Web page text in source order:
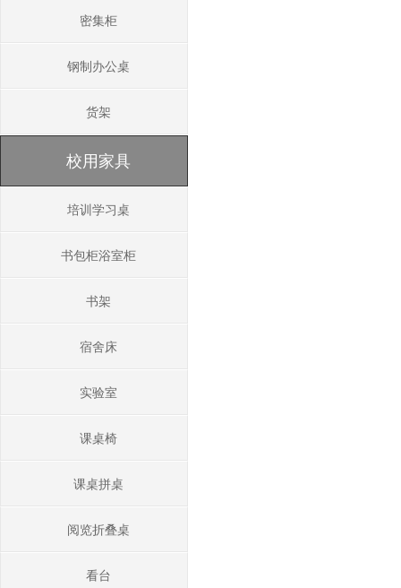
密集柜
钢制办公桌
货架
校用家具
培训学习桌
书包柜浴室柜
书架
宿舍床
实验室
课桌椅
课桌拼桌
阅览折叠桌
看台